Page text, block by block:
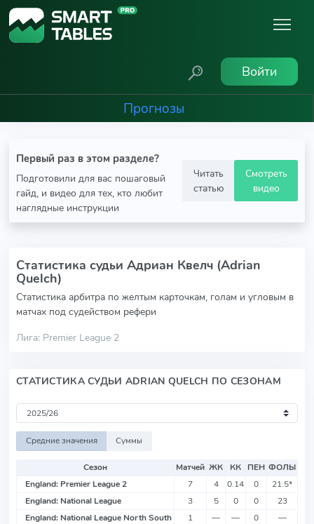
Войти
Прогнозы
Первый раз в этом разделе?
Подготовили для вас пошаговый
гайд, и видео для тех, кто любит
наглядные инструкции
Читать
статью
Смотреть
видео
Статистика судьи Адриан Квелч (Adrian
Quelch)
Статистика арбитра по желтым карточкам, голам и угловым в
матчах под судейством рефери
Лига: Premier League 2
СТАТИСТИКА СУДЬИ ADRIAN QUELCH ПО СЕЗОНАМ
Средние значения Суммы
Сезон Матчей ЖК КК ПЕН ФОЛЫ
England: Premier League 2
7 4 0.14 0 21.5*
England: National League
3 5 0 0
23
England: National League North South
1 — — 0
—